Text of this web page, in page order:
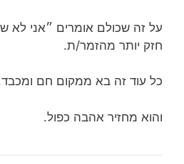
על זה שכולם אומרים ״אני לא
חזק יותר מהזמר/ת.
כל עוד זה בא ממקום חם
והוא מחזיר אהבה כפול.